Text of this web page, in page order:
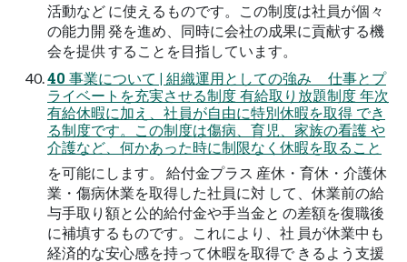
活動など に使えるものです。この制度は社員が個々
の能力開 発を進め、同時に会社の成果に貢献する機
会を提供 することを目指しています。
40 事業について | 組織運用としての強み 仕事とプ
ライベートを充実させる制度 有給取り放題制度 年次
有給休暇に加え、社員が自由に特別休暇を取得 でき
る制度です。この制度は傷病、育児、家族の看護 や
介護など、何かあった時に制限なく休暇を取ること
を可能にします。 給付金プラス 産休・育休・介護休
業・傷病休業を取得した社員に対 して、休業前の給
与手取り額と公的給付金や手当金と の差額を復職後
に補填するものです。これにより、社 員が休業中も
経済的な安心感を持って休暇を取得で きるよう支援